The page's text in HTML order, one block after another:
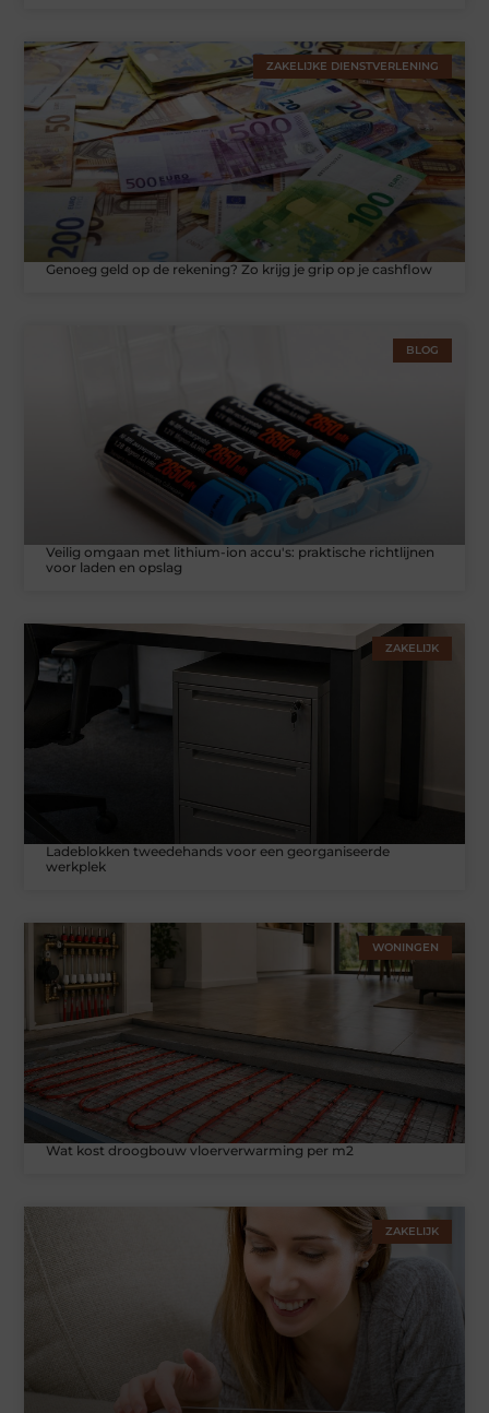
ZAKELIJKE DIENSTVERLENING
Genoeg geld op de rekening? Zo krijg je grip op je cashflow
BLOG
Veilig omgaan met lithium-ion accu's: praktische richtlijnen
voor laden en opslag
ZAKELIJK
Ladeblokken tweedehands voor een georganiseerde
werkplek
WONINGEN
Wat kost droogbouw vloerverwarming per m2
ZAKELIJK